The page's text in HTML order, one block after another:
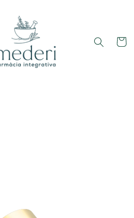
Carrito